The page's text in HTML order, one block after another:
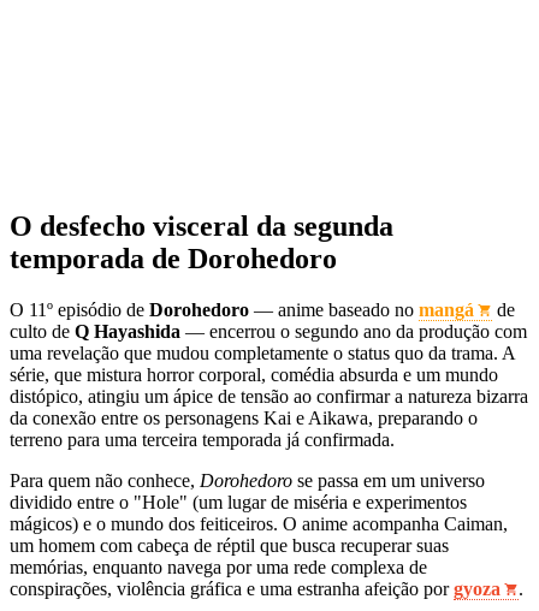
O desfecho visceral da segunda
temporada de Dorohedoro
O 11º episódio de Dorohedoro — anime baseado no mangá
de
culto de Q Hayashida — encerrou o segundo ano da produção com
uma revelação que mudou completamente o status quo da trama. A
série, que mistura horror corporal, comédia absurda e um mundo
distópico, atingiu um ápice de tensão ao confirmar a natureza bizarra
da conexão entre os personagens Kai e Aikawa, preparando o
terreno para uma terceira temporada já confirmada.
Para quem não conhece, Dorohedoro se passa em um universo
dividido entre o "Hole" (um lugar de miséria e experimentos
mágicos) e o mundo dos feiticeiros. O anime acompanha Caiman,
um homem com cabeça de réptil que busca recuperar suas
memórias, enquanto navega por uma rede complexa de
conspirações, violência gráfica e uma estranha afeição porgyoza .